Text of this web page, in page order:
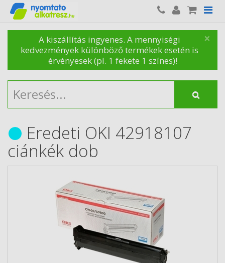
×
A kiszállítás ingyenes. A mennyiségi
kedvezmények különböző termékek esetén is
érvényesek (pl. 1 fekete 1 színes)!
Eredeti OKI 42918107
ciánkék dob